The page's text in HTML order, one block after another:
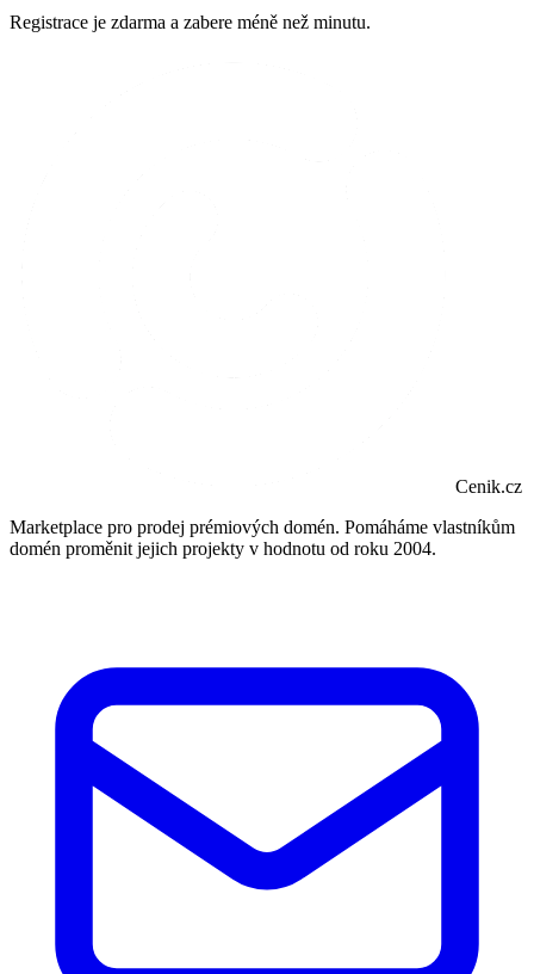
Registrace je zdarma a zabere méně než minutu.
Cenik.cz
Marketplace pro prodej prémiových domén. Pomáháme vlastníkům
domén proměnit jejich projekty v hodnotu od roku 2004.